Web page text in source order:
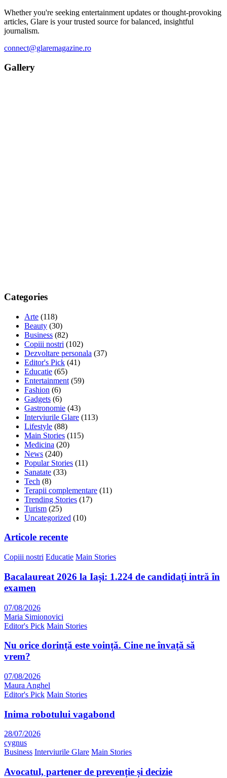
Whether you're seeking entertainment updates or thought-provoking
articles, Glare is your trusted source for balanced, insightful
journalism.
connect@glaremagazine.ro
Gallery
Categories
Arte (118)
Beauty (30)
Business (82)
Copiii nostri (102)
Dezvoltare personala (37)
Editor's Pick (41)
Educatie (65)
Entertainment (59)
Fashion (6)
Gadgets (6)
Gastronomie (43)
Interviurile Glare (113)
Lifestyle (88)
Main Stories (115)
Medicina (20)
News (240)
Popular Stories (11)
Sanatate (33)
Tech (8)
Terapii complementare (11)
Trending Stories (17)
Turism (25)
Uncategorized (10)
Articole recente
Copiii nostri Educatie Main Stories
Bacalaureat 2026 la Iași: 1.224 de candidați intră în
examen
07/08/2026
Maria Simionovici
Editor's Pick Main Stories
Nu orice dorință este voință. Cine ne învață să
vrem?
07/08/2026
Maura Anghel
Editor's Pick Main Stories
Inima robotului vagabond
28/07/2026
cygnus
Business Interviurile Glare Main Stories
Avocatul, partener de prevenție și decizie